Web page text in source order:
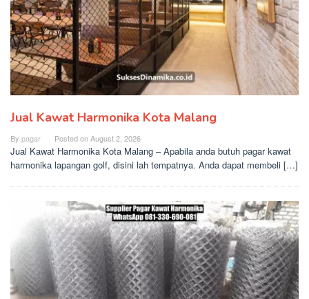
Jual Kawat Harmonika Kota Malang
By pagar Posted onAugust 2, 2026
Jual Kawat Harmonika Kota Malang – Apabila anda butuh pagar kawat
harmonika lapangan golf, disini lah tempatnya. Anda dapat membeli […]